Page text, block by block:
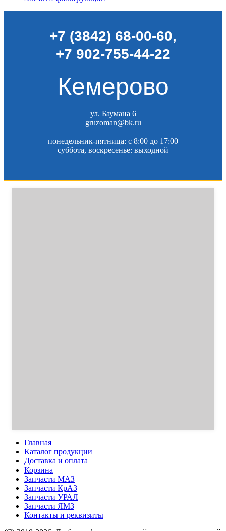
+7 (3842) 68-00-60,
+7 902-755-44-22
Кемерово
ул. Баумана 6
gruzoman@bk.ru
понедельник-пятница: c 8:00 до 17:00
суббота, воскресенье: выходной
Главная
Каталог продукции
Доставка и оплата
Корзина
Запчасти МАЗ
Запчасти КрАЗ
Запчасти УРАЛ
Запчасти ЯМЗ
Контакты и реквизиты